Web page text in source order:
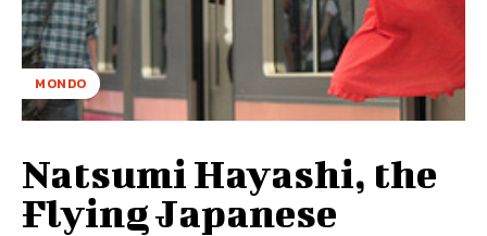
MONDO
Natsumi Hayashi, the
Flying Japanese